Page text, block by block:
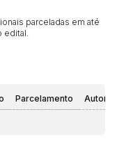
parceladas em até
edital.
Parcelamento